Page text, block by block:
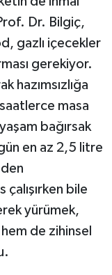
Dr. Bilgiç,
gazlı içecekler
gerekiyor.
hazımsızlığa
masa
bağırsak
en az 2,5 litre
bile
yürümek,
de zihinsel